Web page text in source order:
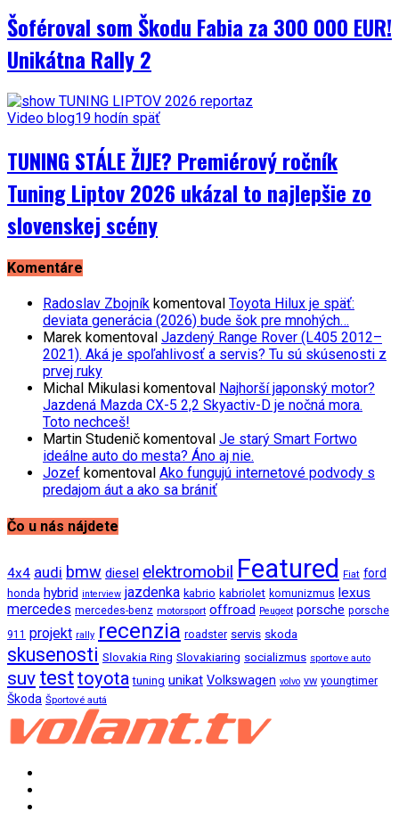
Šoféroval som Škodu Fabia za 300 000 EUR!
Unikátna Rally 2
Video blog19 hodín späť
TUNING STÁLE ŽIJE? Premiérový ročník
Tuning Liptov 2026 ukázal to najlepšie zo
slovenskej scény
Komentáre
Radoslav Zbojník komentoval Toyota Hilux je späť:
deviata generácia (2026) bude šok pre mnohých…
Marek komentoval Jazdený Range Rover (L405 2012–
2021). Aká je spoľahlivosť a servis? Tu sú skúsenosti z
prvej ruky
Michal Mikulasi komentoval Najhorší japonský motor?
Jazdená Mazda CX-5 2,2 Skyactiv-D je nočná mora.
Toto nechceš!
Martin Studenič komentoval Je starý Smart Fortwo
ideálne auto do mesta? Áno aj nie.
Jozef komentoval Ako fungujú internetové podvody s
predajom áut a ako sa brániť
Čo u nás nájdete
4x4 audi bmw diesel elektromobil Featured Fiat ford
honda hybrid interview jazdenka kabrio kabriolet komunizmus lexus
mercedes mercedes-benz motorsport offroad Peugeot porsche porsche
911 projekt rally recenzia roadster servis skoda
skusenosti Slovakia Ring Slovakiaring socializmus sportove auto
suv testtoyota tuning unikat Volkswagen volvo vw youngtimer
Škoda Športové autá